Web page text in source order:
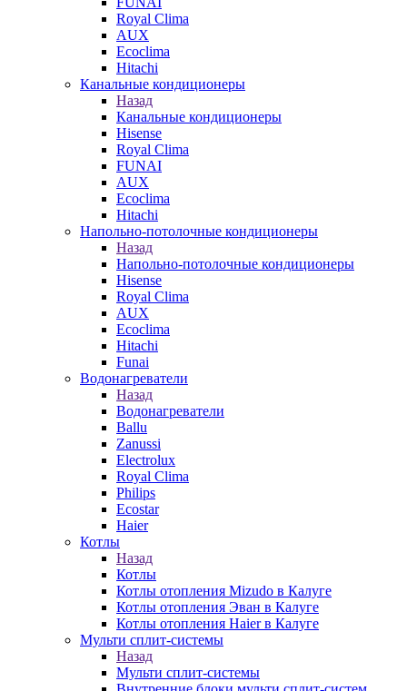
Royal Clima
AUX
Ecoclima
Hitachi
Канальные кондиционеры
Назад
Канальные кондиционеры
Hisense
Royal Clima
FUNAI
AUX
Ecoclima
Hitachi
Напольно-потолочные кондиционеры
Назад
Напольно-потолочные кондиционеры
Hisense
Royal Clima
AUX
Ecoclima
Hitachi
Funai
Водонагреватели
Назад
Водонагреватели
Ballu
Zanussi
Electrolux
Royal Clima
Philips
Ecostar
Haier
Котлы
Назад
Котлы
Котлы отопления Mizudo в Калуге
Котлы отопления Эван в Калуге
Котлы отопления Haier в Калуге
Мульти сплит-системы
Назад
Мульти сплит-системы